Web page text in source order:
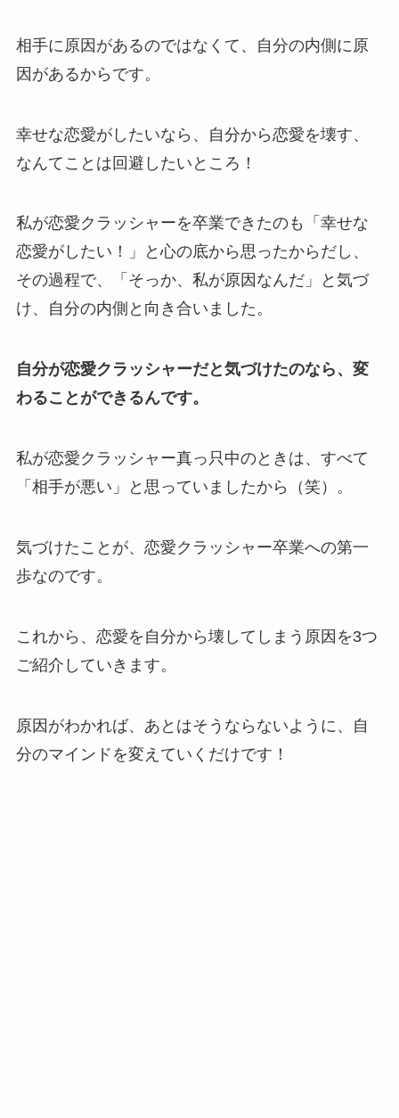
相手に原因があるのではなくて、自分の内側に原
因があるからです。
幸せな恋愛がしたいなら、自分から恋愛を壊す、
なんてことは回避したいところ！
私が恋愛クラッシャーを卒業できたのも「幸せな
恋愛がしたい！」と心の底から思ったからだし、
その過程で、「そっか、私が原因なんだ」と気づ
け、自分の内側と向き合いました。
自分が恋愛クラッシャーだと気づけたのなら、変
わることができるんです。
私が恋愛クラッシャー真っ只中のときは、すべて
「相手が悪い」と思っていましたから（笑）。
気づけたことが、恋愛クラッシャー卒業への第一
歩なのです。
これから、恋愛を自分から壊してしまう原因を3つ
ご紹介していきます。
原因がわかれば、あとはそうならないように、自
分のマインドを変えていくだけです！